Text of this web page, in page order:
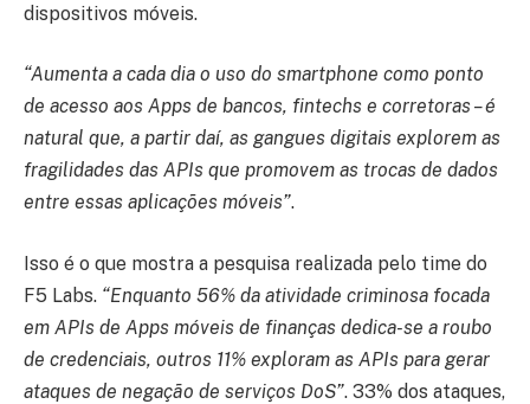
dispositivos móveis.
“Aumenta a cada dia o uso do smartphone como ponto
de acesso aos Apps de bancos, fintechs e corretoras – é
natural que, a partir daí, as gangues digitais explorem as
fragilidades das APIs que promovem as trocas de dados
entre essas aplicações móveis”.
Isso é o que mostra a pesquisa realizada pelo time do
F5 Labs. “Enquanto 56% da atividade criminosa focada
em APIs de Apps móveis de finanças dedica-se a roubo
de credenciais, outros 11% exploram as APIs para gerar
ataques de negação de serviços DoS”. 33% dos ataques,